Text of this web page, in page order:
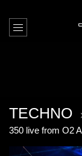
TECHNO
350 live from O2